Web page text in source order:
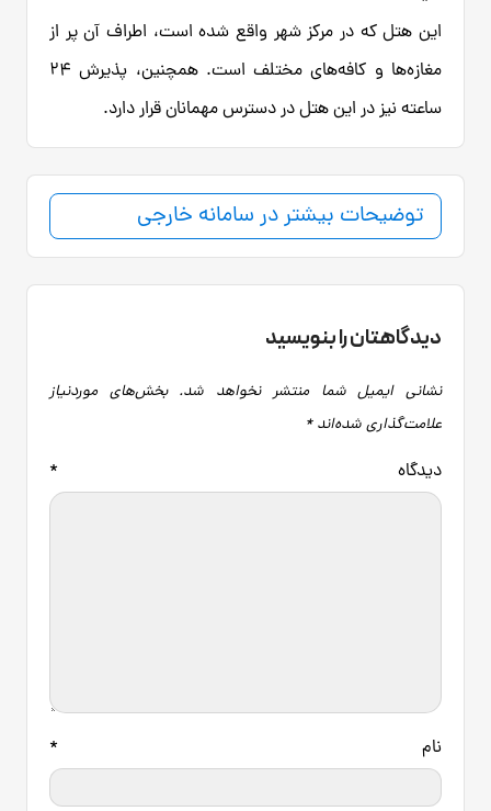
این هتل که در مرکز شهر واقع شده است، اطراف آن پر از
مغازه‌ها و کافه‌های مختلف است. همچنین، پذیرش 24
ساعته نیز در این هتل در دسترس مهمانان قرار دارد.
توضیحات بیشتر در سامانه خارجی
دیدگاهتان را بنویسید
نشانی ایمیل شما منتشر نخواهد شد. بخش‌های موردنیاز
علامت‌گذاری شده‌اند*
دیدگاه *
نام *